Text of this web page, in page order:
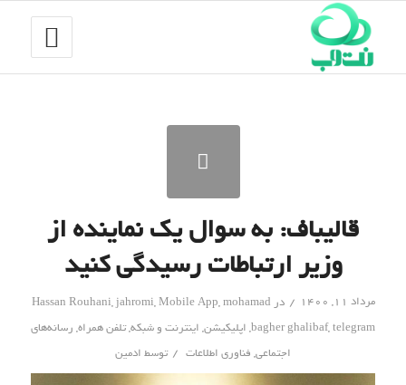
قالیباف: به سوال یک نماینده از
وزیر ارتباطات رسیدگی‌ کنید
مرداد ۱۱, ۱۴۰۰ / در Hassan Rouhani,jahromi,Mobile App,mohamad
bagher ghalibaf,telegram
, اپلیکیشن, اینترنت و شبکه,تلفن همراه, رسانه‌های
اجتماعی, فناوری اطلاعات / توسط ادمین